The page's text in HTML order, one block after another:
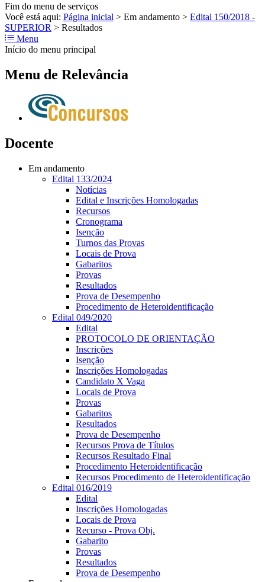
Fim do menu de serviços
Você está aqui: Página inicial > Em andamento > Edital 150/2018 -
SUPERIOR > Resultados
Menu
Início do menu principal
Menu de Relevância
Docente
Em andamento
Edital 133/2024
Notícias
Edital e Inscrições Homologadas
Recursos
Cronograma
Isenção
Turnos das Provas
Locais de Prova
Gabaritos
Provas
Resultados
Prova de Desempenho
Procedimento de Heteroidentificação
Edital 049/2020
Edital
PROTOCOLO DE ORIENTAÇÃO
Inscrições
Isenção
Inscrições Homologadas
Candidato X Vaga
Locais de Prova
Provas
Gabaritos
Resultados
Prova de Desempenho
Recursos Prova de Títulos
Recursos Resultado Final
Procedimento Heteroidentificação
Recursos Procedimento de Heteroidentificação
Edital 016/2019
Edital
Inscrições Homologadas
Locais de Prova
Recurso - Prova Obj.
Gabarito
Provas
Resultados
Prova de Desempenho